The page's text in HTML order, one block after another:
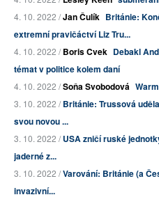
4. 10. 2022 /Jan Čulík Británie:
extremní pravičáctví Liz Tru...
4. 10. 2022 /Boris Cvek Debakl
témat v politice kolem daní
4. 10. 2022 /Soňa Svobodová
3. 10. 2022 /Británie: Trussová
svou novou ...
3. 10. 2022 /USA zničí ruské
jaderné z...
3. 10. 2022 /Varování: Británie (a
invazivní...